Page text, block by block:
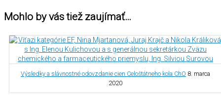
Mohlo by vás tiež zaujímať…
Výsledky a slávnostné odovzdanie cien Celoštátneho kola ChO 8. marca
2020